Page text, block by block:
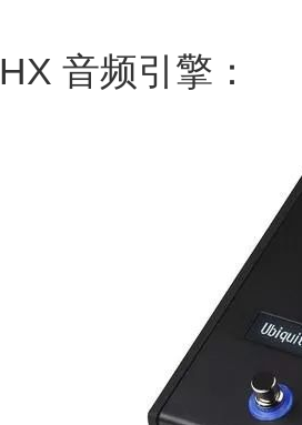
HX 音频引擎：